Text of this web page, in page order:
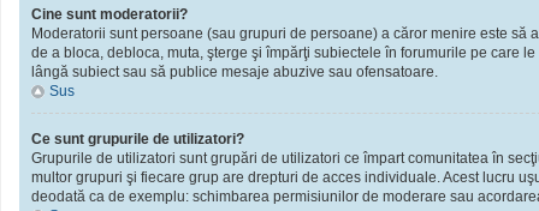
Cine sunt moderatorii?
Moderatorii sunt persoane (sau grupuri de persoane) a căror menire este
de a bloca, debloca, muta, şterge şi împărţi subiectele în forumurile pe care
lângă subiect sau să publice mesaje abuzive sau ofensatoare.
Sus
Ce sunt grupurile de utilizatori?
Grupurile de utilizatori sunt grupări de utilizatori ce împart comunitatea în
multor grupuri şi fiecare grup are drepturi de acces individuale. Acest lucru
deodată ca de exemplu: schimbarea permisiunilor de moderare sau